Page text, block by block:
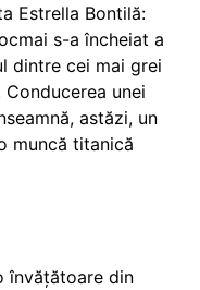
Estrella Bontilă:
s-a încheiat a
dintre cei mai grei
unei
astăzi, un
muncă titanică
învățătoare din